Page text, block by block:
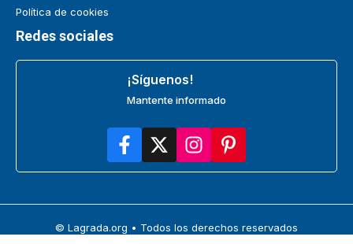
Política de cookies
Redes sociales
¡Síguenos!
Mantente informado
© Lagrada.org • Todos los derechos reservados